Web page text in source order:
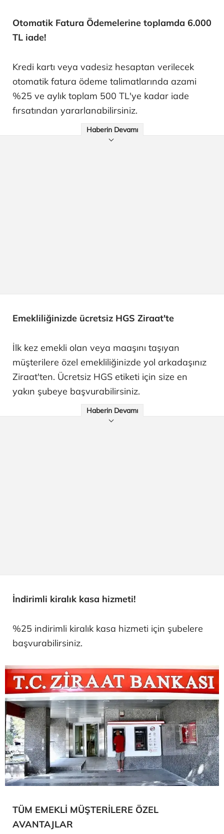
Otomatik Fatura Ödemelerine toplamda 6.000
TL iade!
Kredi kartı veya vadesiz hesaptan verilecek
otomatik fatura ödeme talimatlarında azami
%25 ve aylık toplam 500 TL'ye kadar iade
fırsatından yararlanabilirsiniz.
Haberin Devamı
Emekliliğinizde ücretsiz HGS Ziraat'te
İlk kez emekli olan veya maaşını taşıyan
müşterilere özel emekliliğinizde yol arkadaşınız
Ziraat'ten. Ücretsiz HGS etiketi için size en
yakın şubeye başvurabilirsiniz.​
Haberin Devamı
İndirimli kiralık kasa hizmeti!
%25 indirimli kiralık kasa hizmeti için şubelere
başvurabilirsiniz.
TÜM EMEKLİ MÜŞTERİLERE ÖZEL
AVANTAJLAR